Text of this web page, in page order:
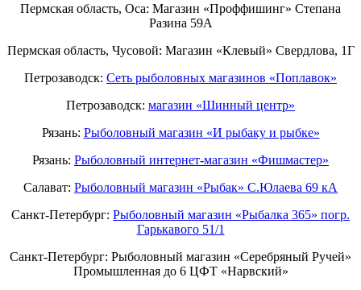
Пермская область, Оса: Магазин «Проффишинг» Степана
Разина 59А
Пермская область, Чусовой: Магазин «Клевый» Свердлова, 1Г
Петрозаводск: Сеть рыболовных магазинов «Поплавок»
Петрозаводск: магазин «Шинный центр»
Рязань: Рыболовный магазин «И рыбаку и рыбке»
Рязань: Рыболовный интернет-магазин «Фишмастер»
Салават: Рыболовный магазин «Рыбак» С.Юлаева 69 кА
Санкт-Петербург: Рыболовный магазин «Рыбалка 365» погр.
Гарькавого 51/1
Санкт-Петербург: Рыболовный магазин «Серебряный Ручей»
Промышленная до 6 ЦФТ «Нарвский»